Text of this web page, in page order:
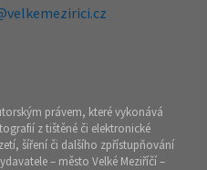
právem, které vykonává
z tištěné či elektronické
šíření či dalšího zpřístupňování
– město Velké Meziříčí –